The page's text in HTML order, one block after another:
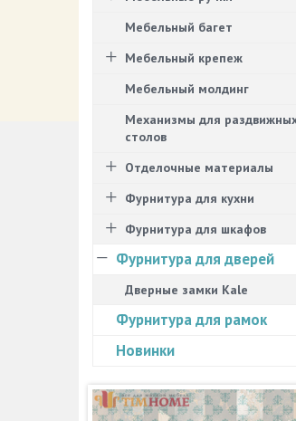
Мебельный багет
Мебельный крепеж
Мебельный молдинг
Механизмы для
столов
Отделочные материалы
Фурнитура для кухни
Фурнитура для шкафов
Фурнитура для дверей
Дверные замки Kale
Фурнитура для рамок
Новинки